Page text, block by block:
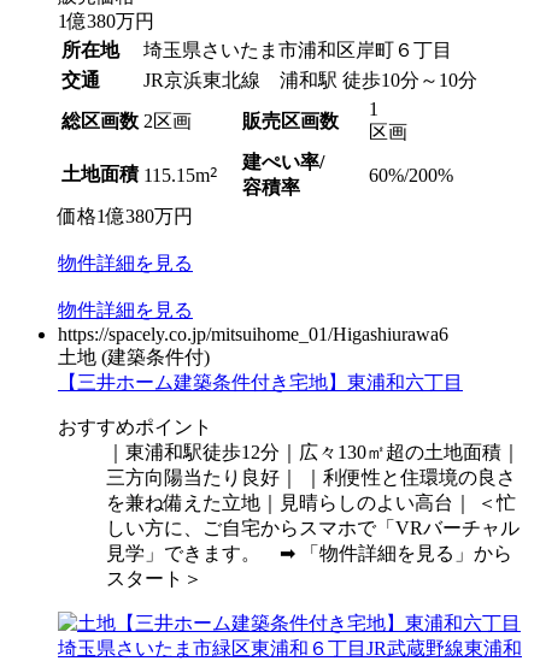
1億380万円
所在地
埼玉県さいたま市浦和区岸町６丁目
交通
JR京浜東北線 浦和駅 徒歩10分～10分
総区画数 2区画 販売区画数
1
区画
土地面積 115.15m2
建ぺい率/
容積率
60%/200%
価格1億380万円
物件詳細を見る
物件詳細を見る
https://spacely.co.jp/mitsuihome_01/Higashiurawa6
土地 (建築条件付)
【三井ホーム建築条件付き宅地】東浦和六丁目
おすすめポイント
｜東浦和駅徒歩12分｜広々130㎡超の土地面積｜
三方向陽当たり良好｜ ｜利便性と住環境の良さ
を兼ね備えた立地｜見晴らしのよい高台｜ ＜忙
しい方に、ご自宅からスマホで「VRバーチャル
見学」できます。 ➡ 「物件詳細を見る」から
スタート＞